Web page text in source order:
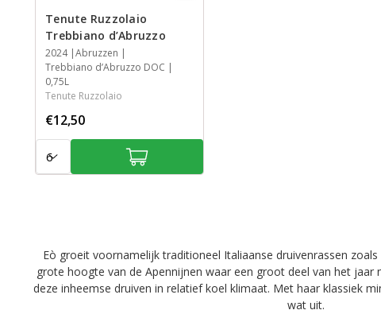
Tenute Ruzzolaio
Trebbiano d’Abruzzo
Jaar
2024
StreekAbruzzen
Streek
Trebbiano d’Abruzzo DOC
Inhoud
0,75L
Tenute Ruzzolaio
€12,50
Eò groeit voornamelijk traditioneel Italiaanse druivenrassen
grote hoogte van de Apennijnen waar een groot deel van het jaar
deze inheemse druiven in relatief koel klimaat. Met haar klassiek
wat uit.